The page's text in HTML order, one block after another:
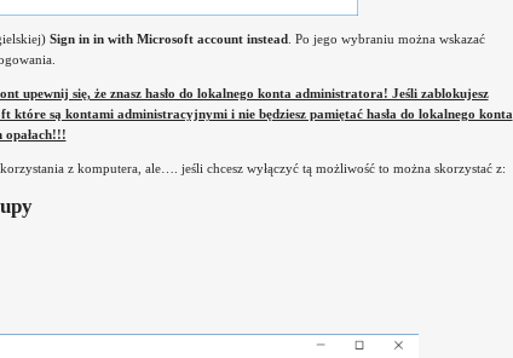
Sign in in with Microsoft account instead. Po jego wybraniu można wskazać
upewnij się, że znasz hasło do lokalnego konta administratora! Jeśli zablokujesz
które są kontami administracyjnymi i nie będziesz pamiętać hasła do lokalnego konta
opałach!!!
z komputera, ale…. jeśli chcesz wyłączyć tą możliwość to można skorzystać z: